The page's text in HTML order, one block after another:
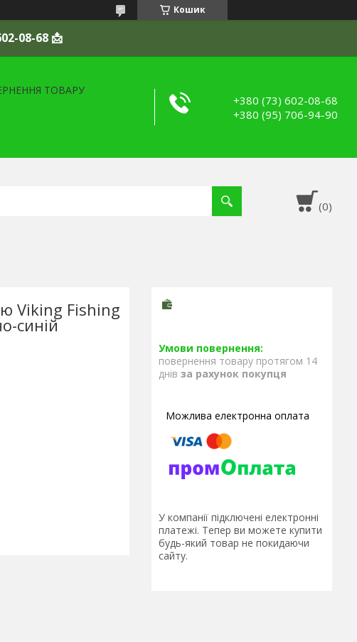
Кошик
08-68 📩
ТОВАРУ
+380 (73) 602-08-68
+380 (95) 706-94-90
Viking Fishing
синій
повернення товару протягом 14
днів за рахунок покупця
У компанії підключені електронні
платежі. Тепер ви можете купити
будь-який товар не покидаючи
сайту.